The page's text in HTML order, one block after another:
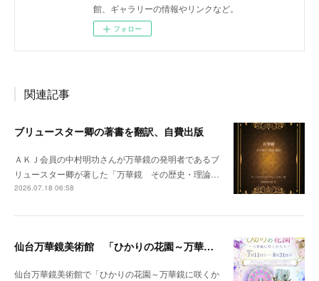
館、ギャラリーの情報やリンクなど。
フォロー
関連記事
ブリュースター卿の著書を翻訳、自費出版
ＡＫＪ会員の中村明功さんが万華鏡の発明者であるブ
リュースター卿が著した「万華鏡 その歴史・理論…
2026.07.18 06:58
仙台万華鏡美術館 「ひかりの花園～万華鏡に咲くかたち～」開催のお知らせ
仙台万華鏡美術館で「ひかりの花園～万華鏡に咲くか